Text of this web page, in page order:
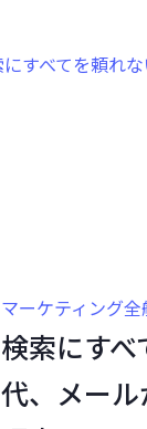
マーケティング全
検索にす
代、メー